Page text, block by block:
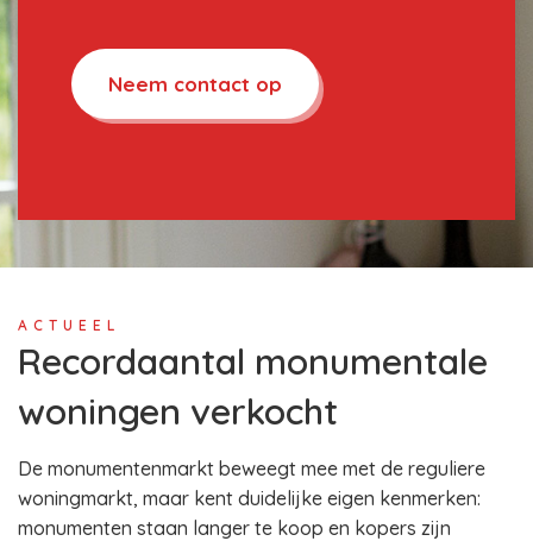
Neem contact op
Recordaantal monumentale
woningen verkocht
ACTUEEL
De monumentenmarkt beweegt mee met de reguliere
woningmarkt, maar kent duidelijke eigen kenmerken:
monumenten staan langer te koop en kopers zijn